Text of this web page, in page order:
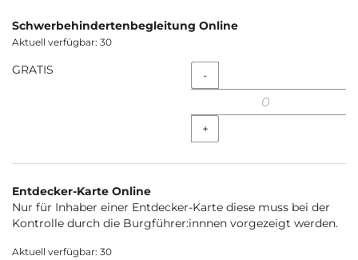
Schwerbehindertenbegleitung Online
Aktuell verfügbar: 30
GRATIS Menge
-
+
Entdecker-Karte Online
Nur für Inhaber einer Entdecker-Karte diese muss bei der
Kontrolle durch die Burgführer:innnen vorgezeigt werden.
Aktuell verfügbar: 30